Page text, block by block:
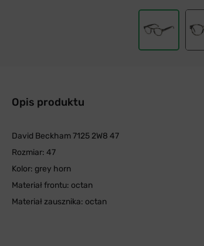
Opis produktu
David Beckham 7125 2W8 47
Rozmiar: 47
Kolor: grey horn
Materiał frontu: octan
Materiał zausznika: octan